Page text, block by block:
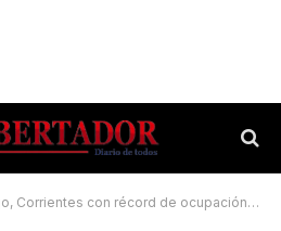
con récord de ocupación hotelera